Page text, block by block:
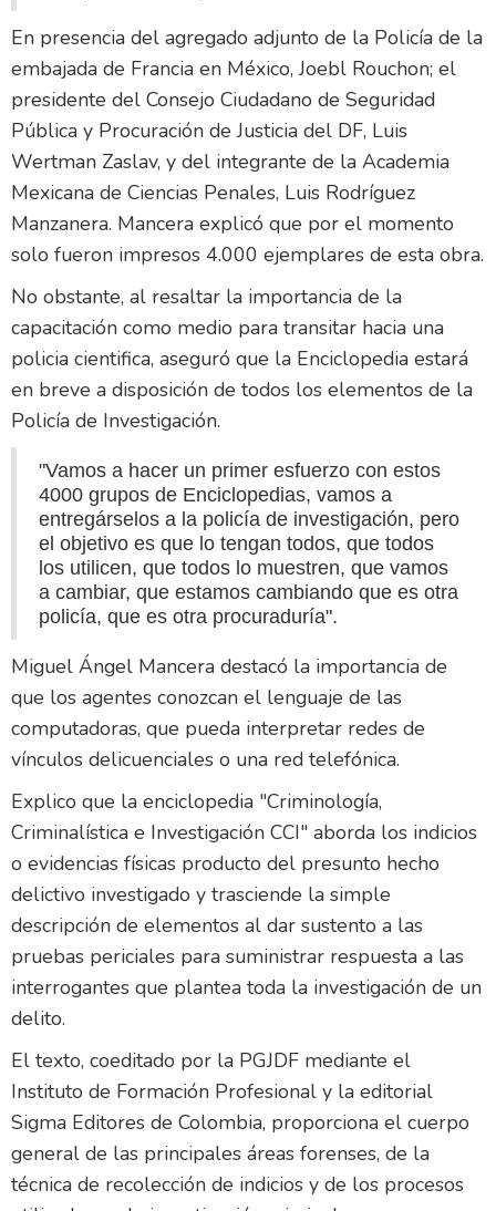
En presencia del agregado adjunto de la Policía de la
embajada de Francia en México, Joebl Rouchon; el
presidente del Consejo Ciudadano de Seguridad
Pública y Procuración de Justicia del DF, Luis
Wertman Zaslav, y del integrante de la Academia
Mexicana de Ciencias Penales, Luis Rodríguez
Manzanera. Mancera explicó que por el momento
solo fueron impresos 4.000 ejemplares de esta obra.
No obstante, al resaltar la importancia de la
capacitación como medio para transitar hacia una
policia cientifica, aseguró que la Enciclopedia estará
en breve a disposición de todos los elementos de la
Policía de Investigación.
"Vamos a hacer un primer esfuerzo con estos
4000 grupos de Enciclopedias, vamos a
entregárselos a la policía de investigación, pero
el objetivo es que lo tengan todos, que todos
los utilicen, que todos lo muestren, que vamos
a cambiar, que estamos cambiando que es otra
policía, que es otra procuraduría".
Miguel Ángel Mancera destacó la importancia de
que los agentes conozcan el lenguaje de las
computadoras, que pueda interpretar redes de
vínculos delicuenciales o una red telefónica.
Explico que la enciclopedia "Criminología,
Criminalística e Investigación CCI" aborda los indicios
o evidencias físicas producto del presunto hecho
delictivo investigado y trasciende la simple
descripción de elementos al dar sustento a las
pruebas periciales para suministrar respuesta a las
interrogantes que plantea toda la investigación de un
delito.
El texto, coeditado por la PGJDF mediante el
Instituto de Formación Profesional y la editorial
Sigma Editores de Colombia, proporciona el cuerpo
general de las principales áreas forenses, de la
técnica de recolección de indicios y de los procesos